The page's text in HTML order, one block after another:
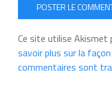
POSTER LE
Ce site utilise Akismet
savoir plus sur la
commentaires sont